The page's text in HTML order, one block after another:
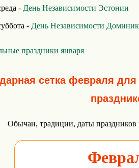
- День Независимости Эстонии
- День Независимости
праздники января
сетка февраля
Обычаи, традиции, даты праздников